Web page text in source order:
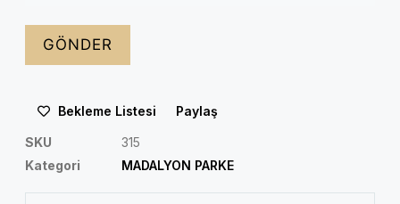
Bekleme Listesi Paylaş
SKU
315
Kategori
MADALYON PARKE